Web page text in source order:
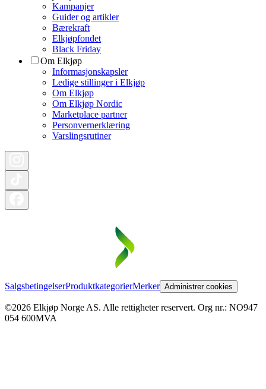
Kampanjer
Guider og artikler
Bærekraft
Elkjøpfondet
Black Friday
Om Elkjøp
Informasjonskapsler
Ledige stillinger i Elkjøp
Om Elkjøp
Om Elkjøp Nordic
Marketplace partner
Personvernerklæring
Varslingsrutiner
SalgsbetingelserProduktkategorierMerker Administrer cookies
©2026 Elkjøp Norge AS. Alle rettigheter reservert. Org nr.: NO947
054 600MVA